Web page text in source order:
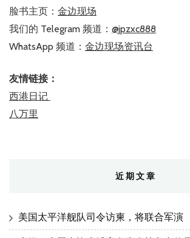
脸书主页： 金边现场
我们的 Telegram 频道： @jpzxc888
WhatsApp 频道： 金边现场资讯台
友情链接：
西港日记
八万里
近期文章
美国太平洋舰队司令访柬，将联合军演